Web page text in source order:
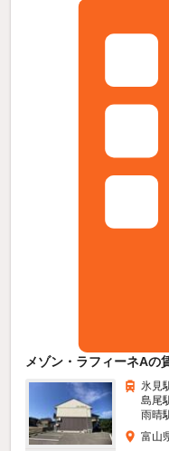
メゾン・ラフィーネAの
氷見
島尾
雨晴
富山